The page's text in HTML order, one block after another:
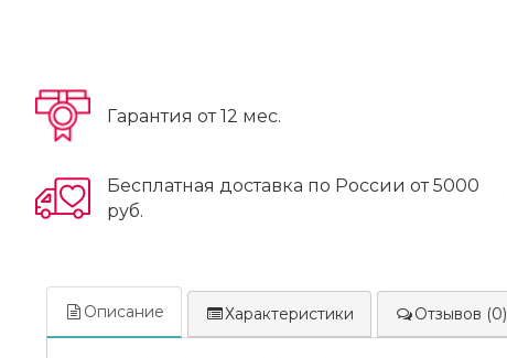
Гарантия от 12 мес.
Бесплатная доставка по России от 5000
руб.
Описание Характеристики Отзывов (0)